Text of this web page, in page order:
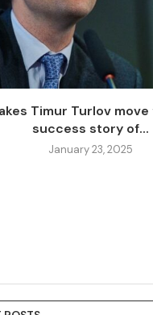
Timur Turlov
success story of...
January 23, 2025